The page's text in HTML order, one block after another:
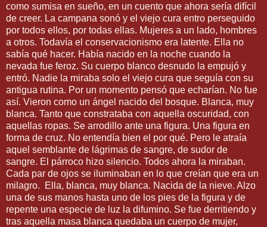
como sumisa en sueño, en un cuento que ahora sería difícil
de creer. La campana sonó y el viejo cura entro perseguido
por todos ellos, por todas ellas. Mujeres a un lado, hombres
a otros. Todavía el conservacionismo era latente. Ella no
sabía qué hacer. Había nacido en la noche cuando la
nevada fue feroz. Su cuerpo blanco desnudo la empujó y
entró. Nadie la miraba solo el viejo cura que seguía con su
antigua rutina. Por un momento pensó que echarían. No fue
así. Vieron como un ángel nacido del bosque. Blanca, muy
blanca. Tanto que constrataba con aquella oscuridad, con
aquellas ropas. Se arrodillo ante una figura. Una figura en
forma de cruz. No entendía bien el por qué. Pero le atraía
aquel semblante de lágrimas de sangre, de sudor de
sangre. El párroco hizo silencio. Todos ahora la miraban.
Cada par de ojos se iluminaban en lo que creían que era un
milagro. Ella, blanca, muy blanca. Nacida de la nieve. Alzo
una de sus manos hasta uno de los pies de la figura y de
repente una especie de luz la difumino. Se fue derritiendo y
tras aquella masa blanca quedaba un cuerpo de mujer,